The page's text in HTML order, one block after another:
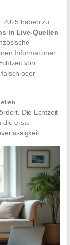
2025 haben zu
in Live-Quellen
Informationen,
von
oder
Die Echtzeit
die erste